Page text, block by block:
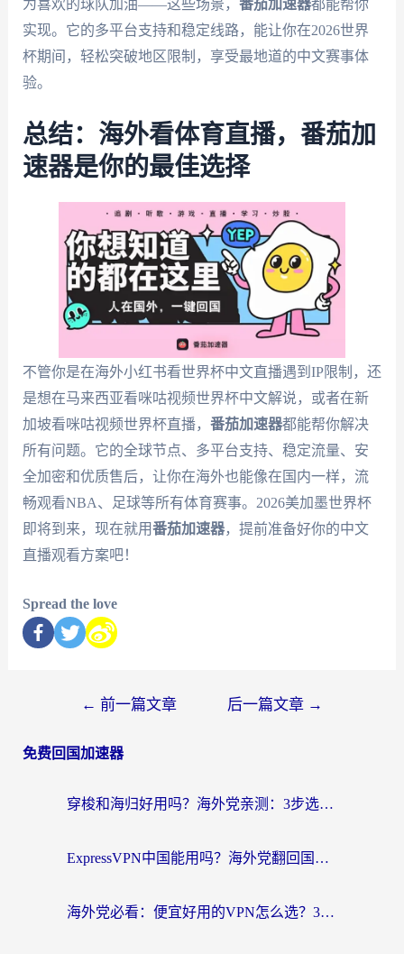
为喜欢的球队加油——这些场景， 番茄加速器都能帮你
实现。它的多平台支持和稳定线路，能让你在2026世界
杯期间，轻松突破地区限制，享受最地道的中文赛事体
验。
总结：海外看体育直播，番茄加
速器是你的最佳选择
不管你是在海外小红书看世界杯中文直播遇到IP限制，还
是想在马来西亚看咪咕视频世界杯中文解说，或者在新
加坡看咪咕视频世界杯直播， 番茄加速器都能帮你解决
所有问题。它的全球节点、多平台支持、稳定流量、安
全加密和优质售后，让你在海外也能像在国内一样，流
畅观看NBA、足球等所有体育赛事。2026美加墨世界杯
即将到来，现在就用番茄加速器，提前准备好你的中文
直播观看方案吧！
Spread the love
← 前一篇文章 后一篇文章 →
免费回国加速器
穿梭和海归好用吗？海外党亲测：3步选对回国加速器，无缝刷国内剧玩手游
ExpressVPN中国能用吗？海外党翻回国内的加速器选择指南（附番茄加速器实测）
海外党必看：便宜好用的VPN怎么选？3步解决回国访问难题+Steam改区技巧